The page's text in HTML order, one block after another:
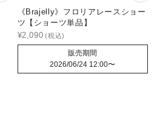
《Brajelly》フロリアレースショー
ツ【ショーツ単品】
¥2,090
販売期間
2026/06/24 12:00〜